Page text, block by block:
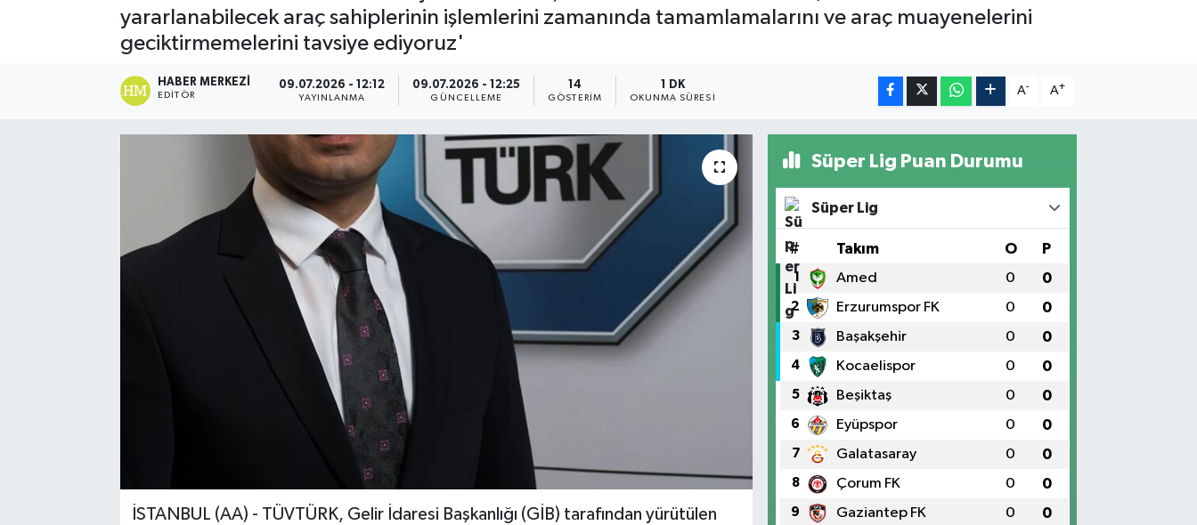
yararlanabilecek araç sahiplerinin işlemlerini zamanında tamamlamalarını ve araç muayenelerini
geciktirmemelerini tavsiye ediyoruz'
HABER MERKEZI
EDITÖR
09.07.2026 - 12:12
YAYINLANMA
09.07.2026 - 12:25
GÜNCELLEME
14
GÖSTERIM
1 DK
OKUNMA SÜRESI
A- A+
İSTANBUL (AA) - TÜVTÜRK, Gelir İdaresi Başkanlığı (GİB) tarafından yürütülen
Süper Lig Puan Durumu
Süper Lig
# Takım O P
1 Amed 0 0
2 Erzurumspor FK 0 0
3 Başakşehir 0 0
4 Kocaelispor 0 0
5 Beşiktaş 0 0
6 Eyüpspor 0 0
7 Galatasaray 0 0
8 Çorum FK 0 0
9 Gaziantep FK 0 0